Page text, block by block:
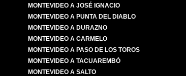
MONTEVIDEO A JOSÉ IGNACIO
MONTEVIDEO A PUNTA DEL DIABLO
MONTEVIDEO A DURAZNO
MONTEVIDEO A CARMELO
MONTEVIDEO A PASO DE LOS TOROS
MONTEVIDEO A TACUAREMBÓ
MONTEVIDEO A SALTO